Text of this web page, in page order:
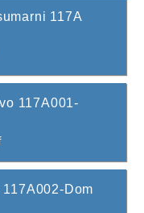
117A
117A001-
Dom